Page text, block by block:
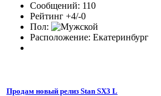
Сообщений: 110
Рейтинг +4/-0
Пол:
Расположение: Екатеринбург
Продам новый релиз Stan SX3 L